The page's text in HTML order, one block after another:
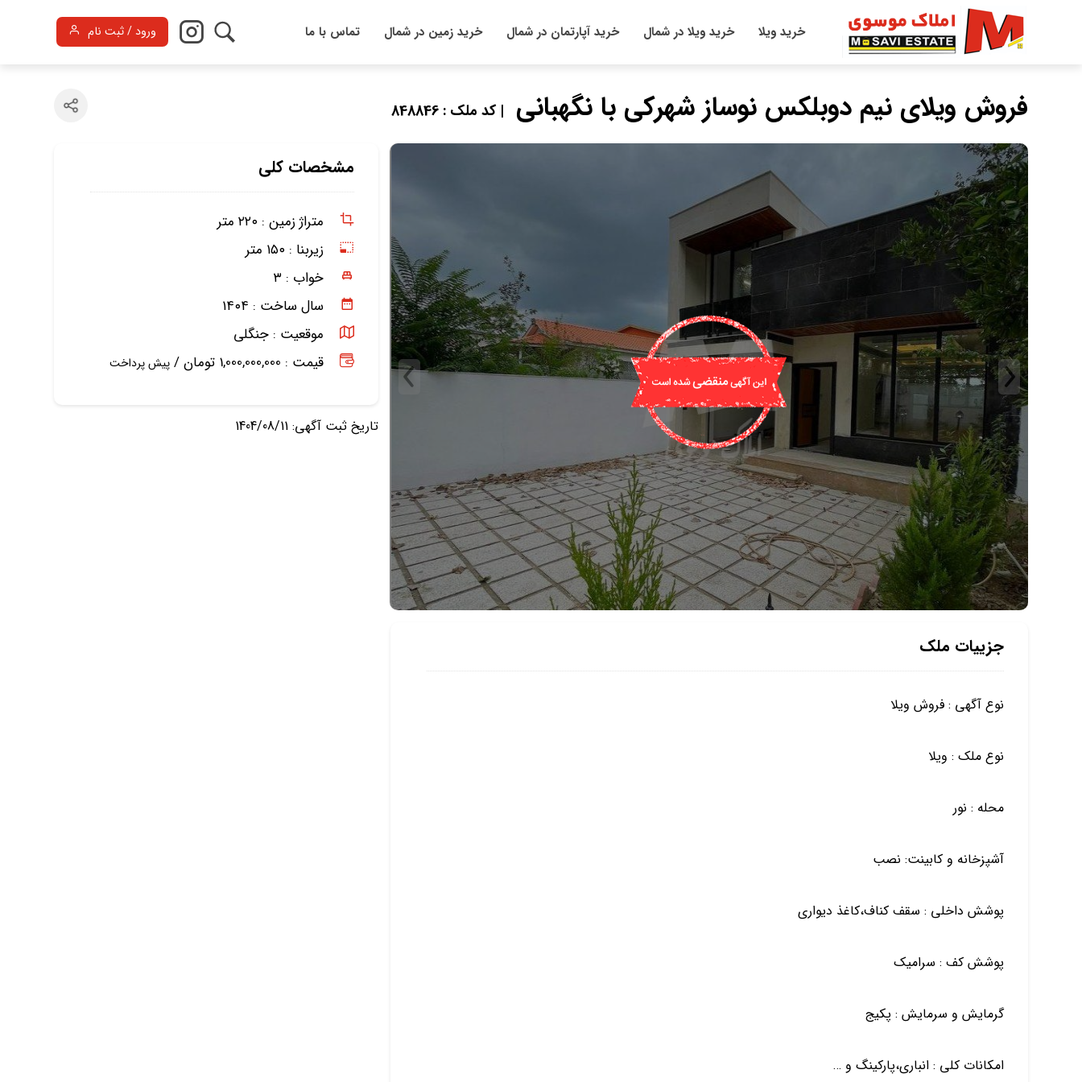
خرید ویلا خرید ویلا در شمال خرید آپارتمان در شمال خرید زمین در شمال تماس با ما ورود / ثبت نام
فروش ویلای نیم دوبلکس نوساز شهرکی با نگهبانی | کد ملک : 848846
مشخصات کلی
متراژ زمین : ۲۲۰ متر
زیربنا : ۱۵۰ متر
خواب : ۳
سال ساخت : ۱۴۰۴
موقعیت : جنگلی
قیمت : 1,000,000,000 تومان /
پیش پرداخت
تاریخ ثبت آگهی: 1404/08/11
جزییات ملک
نوع آگهی : فروش ویلا
نوع ملک : ویلا
محله : نور
آشپزخانه و کابینت: نصب
پوشش داخلی : سقف کناف،کاغذ دیواری
پوشش کف : سرامیک
گرمایش و سرمایش : پکیج
امکانات کلی : انباری،پارکینگ و …